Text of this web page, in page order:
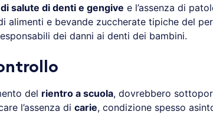
salute di denti e gengive e l’assenza di
alimenti e bevande zuccherate tipiche del
dei danni ai denti dei bambini.
del rientro a scuola, dovrebbero
l’assenza di carie, condizione spesso